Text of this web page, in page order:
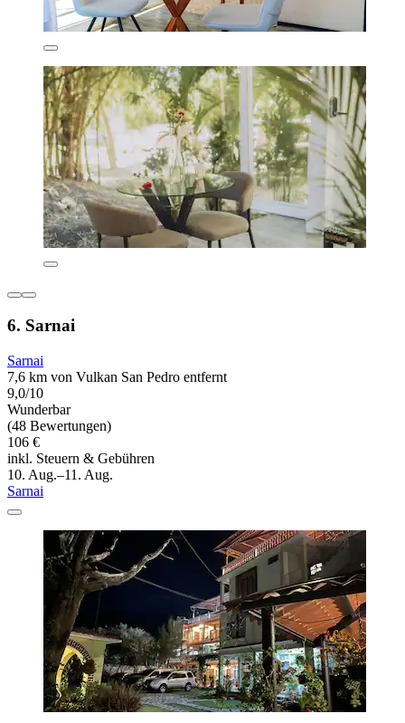
6. Sarnai
Sarnai
7,6 km von Vulkan San Pedro entfernt
9,0/10
Wunderbar
(48 Bewertungen)
106 €
inkl. Steuern & Gebühren
10. Aug.–11. Aug.
Sarnai